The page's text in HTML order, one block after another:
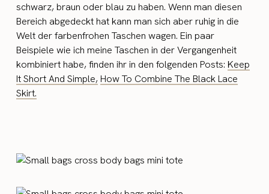
schwarz, braun oder blau zu haben. Wenn man diesen
Bereich abgedeckt hat kann man sich aber ruhig in die
Welt der farbenfrohen Taschen wagen. Ein paar
Beispiele wie ich meine Taschen in der Vergangenheit
kombiniert habe, finden ihr in den folgenden Posts:Keep
It Short And Simple, How To Combine The Black Lace
Skirt.